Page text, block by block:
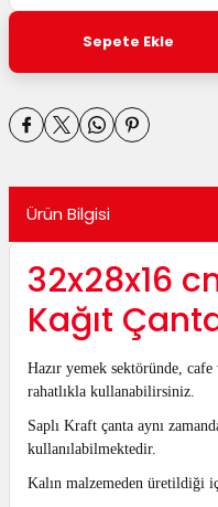
Sepete Ekle
Ürün Bilgisi
32x28x16
Kağıt
Hazır yemek sektöründe,
rahatlıkla kullanabilirsiniz.
Saplı Kraft çanta aynı
kullanılabilmektedir.
Kalın malzemeden üretildiği